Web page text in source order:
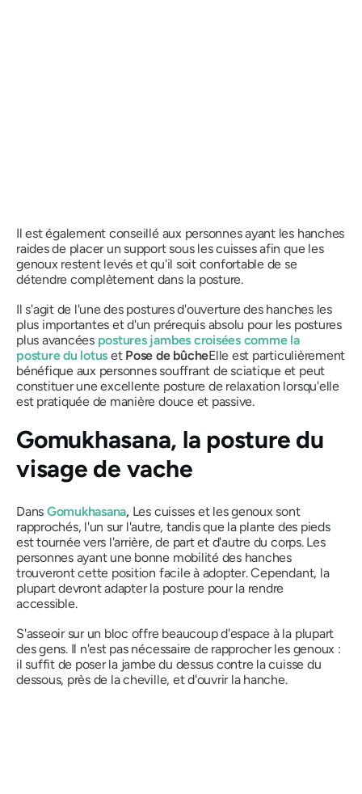
Il est également conseillé aux personnes ayant les hanches
raides de placer un support sous les cuisses afin que les
genoux restent levés et qu'il soit confortable de se
détendre complètement dans la posture.
Il s'agit de l'une des postures d'ouverture des hanches les
plus importantes et d'un prérequis absolu pour les postures
plus avancées postures jambes croisées comme la
posture du lotus et Pose de bûcheElle est particulièrement
bénéfique aux personnes souffrant de sciatique et peut
constituer une excellente posture de relaxation lorsqu'elle
est pratiquée de manière douce et passive.
Gomukhasana, la posture du
visage de vache
Dans Gomukhasana,Les cuisses et les genoux sont
rapprochés, l'un sur l'autre, tandis que la plante des pieds
est tournée vers l'arrière, de part et d'autre du corps. Les
personnes ayant une bonne mobilité des hanches
trouveront cette position facile à adopter. Cependant, la
plupart devront adapter la posture pour la rendre
accessible.
S'asseoir sur un bloc offre beaucoup d'espace à la plupart
des gens. Il n'est pas nécessaire de rapprocher les genoux :
il suffit de poser la jambe du dessus contre la cuisse du
dessous, près de la cheville, et d'ouvrir la hanche.